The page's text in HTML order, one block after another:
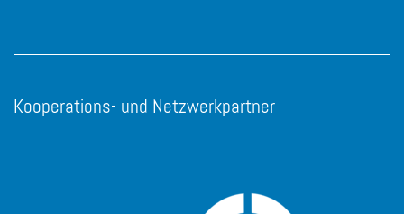
Kooperations- und Netzwerkpartner